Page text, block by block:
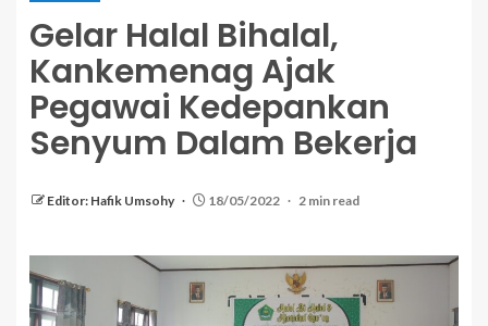
Gelar Halal Bihalal,
Kankemenag Ajak
Pegawai Kedepankan
Senyum Dalam Bekerja
Editor: Hafik Umsohy 18/05/2022 2 min read